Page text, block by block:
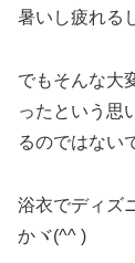
暑いし疲れる
でもそんな大
ったという思
るのではない
浴衣でディズ
かヾ(^^ )